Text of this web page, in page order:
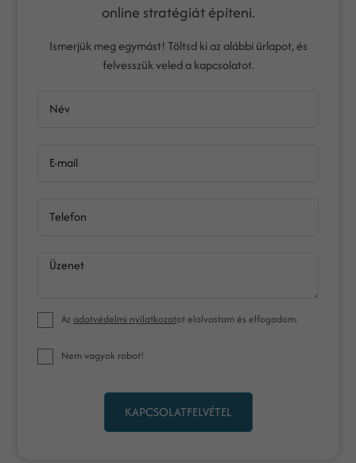
online stratégiát építeni.
Ismerjük meg egymást! Töltsd ki az alábbi űrlapot, és
felvesszük veled a kapcsolatot.
Név
E-mail
Telefon
Üzenet
Azadatvédelmi nyilatkozatot elolvastam és elfogadom.
Nem vagyok robot!
KAPCSOLATFELVÉTEL